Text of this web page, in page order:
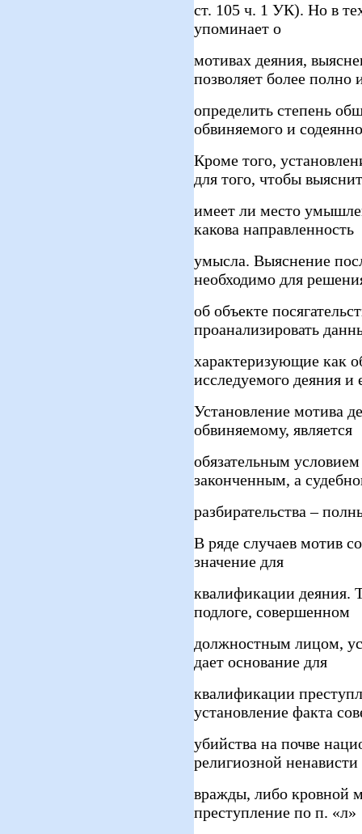
ст. 105 ч. 1 УК). Но в
упоминает о
мотивах деяния,
позволяет более полно
определить степень
обвиняемого и
Кроме того,
для того, чтобы
имеет ли место
какова направленность
умысла. Выяснение
необходимо для
об объекте
проанализировать
характеризующие как
исследуемого деяния и
Установление мотива
обвиняемому, является
обязательным
законченным, а
разбирательства –
В ряде случаев мотив
значение для
квалификации деяния.
подлоге, совершенном
должностным лицом,
дает основание для
квалификации
установление факта
убийства на почве
религиозной
вражды, либо кровной
преступление по п. «л»